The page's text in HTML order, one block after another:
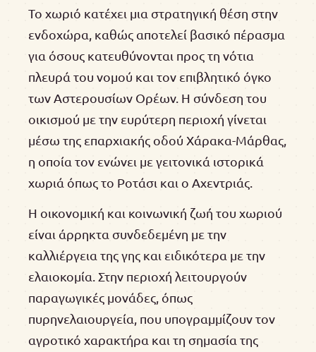
Το χωριό κατέχει μια στρατηγική θέση στην
ενδοχώρα, καθώς αποτελεί βασικό πέρασμα
για όσους κατευθύνονται προς τη νότια
πλευρά του νομού και τον επιβλητικό όγκο
των Αστερουσίων Ορέων. Η σύνδεση του
οικισμού με την ευρύτερη περιοχή γίνεται
μέσω της επαρχιακής οδού Χάρακα-Μάρθας,
η οποία τον ενώνει με γειτονικά ιστορικά
χωριά όπως το Ροτάσι και ο Αχεντριάς.
Η οικονομική και κοινωνική ζωή του χωριού
είναι άρρηκτα συνδεδεμένη με την
καλλιέργεια της γης και ειδικότερα με την
ελαιοκομία. Στην περιοχή λειτουργούν
παραγωγικές μονάδες, όπως
πυρηνελαιουργεία, που υπογραμμίζουν τον
αγροτικό χαρακτήρα και τη σημασία της